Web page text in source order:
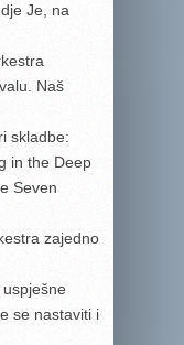
Je, na
Naš
skladbe:
in the Deep
Seven
zajedno
se nastaviti i